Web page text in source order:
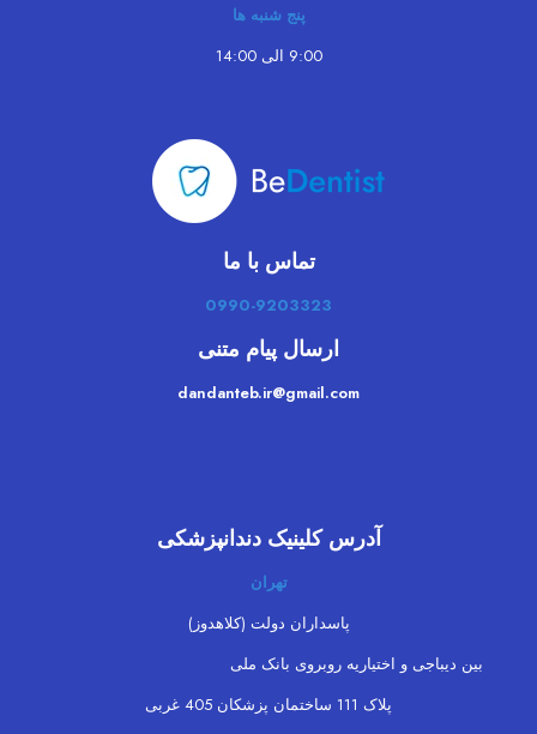
پنج شنبه ها
9:00 الی 14:00
تماس با ما
0990-9203323
ارسال پیام متنی
dandanteb.ir@gmail.com
آدرس کلینیک دندانپزشکی
تهران
پاسداران دولت (کلاهدوز)
بین دیباجی و اختیاریه روبروی بانک ملی
پلاک 111 ساختمان پزشکان 405 غربی